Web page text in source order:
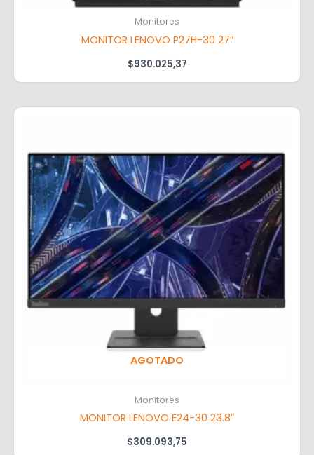
Monitores
MONITOR LENOVO P27H-30 27″
$930.025,37
AGOTADO
Monitores
MONITOR LENOVO E24-30 23.8″
$309.093,75